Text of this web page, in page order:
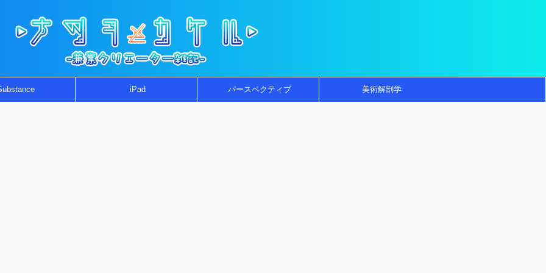
iPad パースペクティブ 美術解剖学